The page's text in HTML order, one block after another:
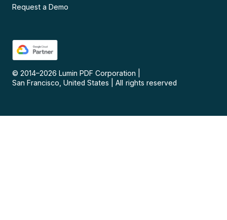
Request a Demo
© 2014–2026 Lumin PDF Corporation
San Francisco, United States
All rights reserved